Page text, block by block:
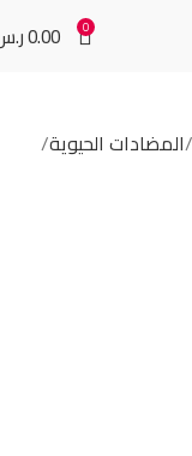
0
0.00
المضادات الحيوية